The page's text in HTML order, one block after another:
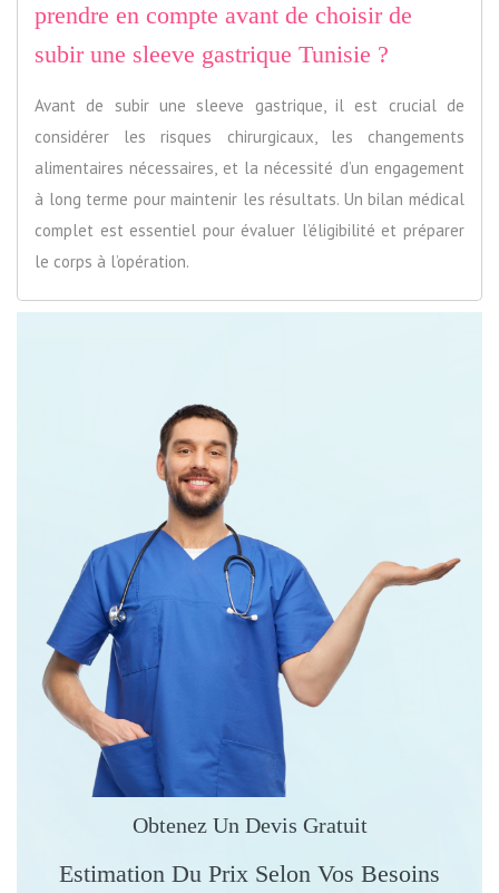
prendre en compte avant de choisir de
subir une sleeve gastrique Tunisie ?
Avant de subir une sleeve gastrique, il est crucial de
considérer les risques chirurgicaux, les changements
alimentaires nécessaires, et la nécessité d’un engagement
à long terme pour maintenir les résultats. Un bilan médical
complet est essentiel pour évaluer l’éligibilité et préparer
le corps à l’opération.
Obtenez Un Devis Gratuit
Estimation Du Prix Selon Vos Besoins